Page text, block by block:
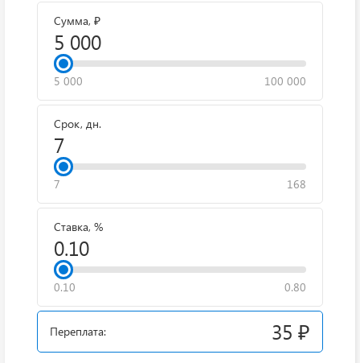
Сумма, ₽
5 000 100 000
Срок, дн.
7 168
Ставка, %
0.10 0.80
Переплата: 35 ₽